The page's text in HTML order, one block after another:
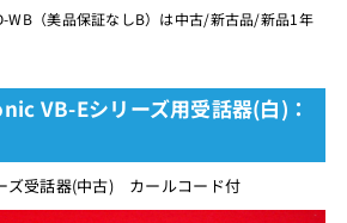
WB（美品保証なしB）は中古/新古品/新品1年
VB-Eシリーズ用受話器(白)：
受話器(中古) カールコード付